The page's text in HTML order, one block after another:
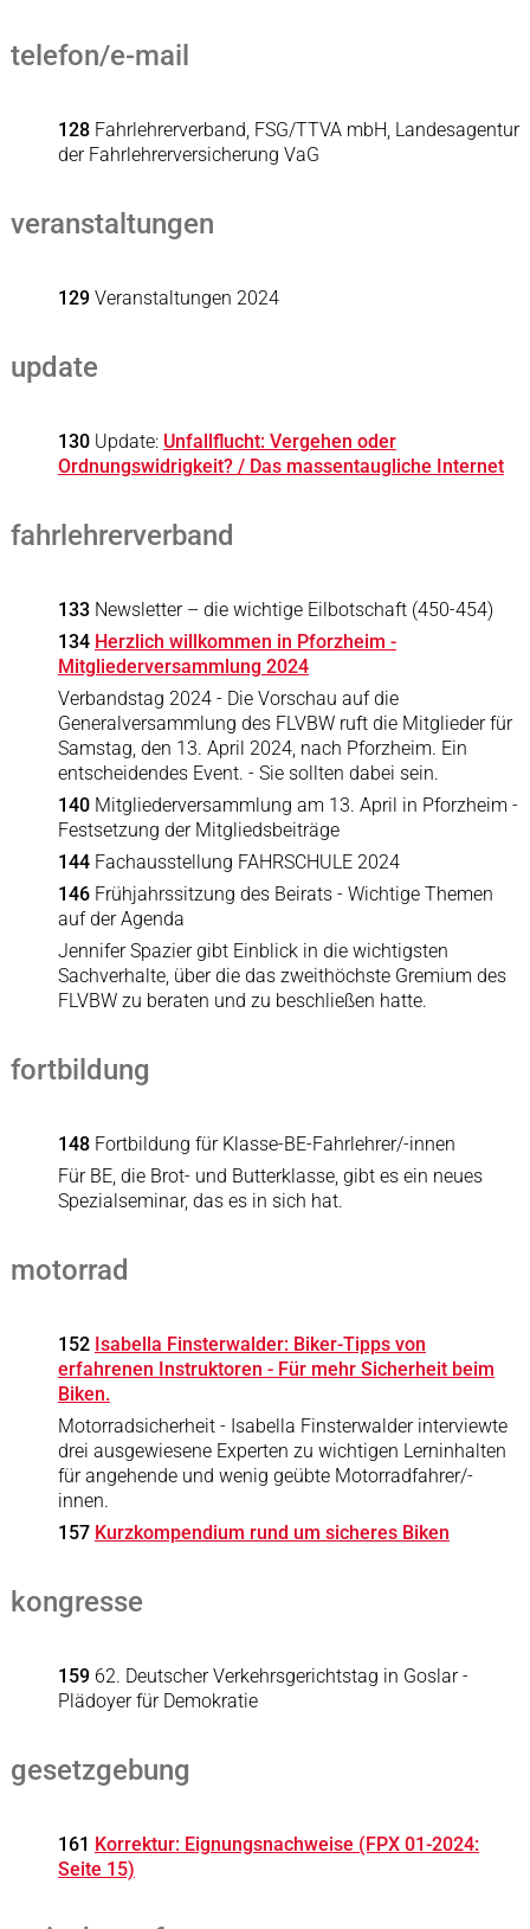
telefon/e-mail
128Fahrlehrerverband, FSG/TTVA mbH, Landesagentur
der Fahrlehrerversicherung VaG
veranstaltungen
129Veranstaltungen 2024
update
130 Update: Unfallflucht: Vergehen oder
Ordnungswidrigkeit? / Das massentaugliche Internet
fahrlehrerverband
133Newsletter – die wichtige Eilbotschaft (450-454)
134 Herzlich willkommen in Pforzheim -
Mitgliederversammlung 2024
Verbandstag 2024 - Die Vorschau auf die
Generalversammlung des FLVBW ruft die Mitglieder für
Samstag, den 13. April 2024, nach Pforzheim. Ein
entscheidendes Event. - Sie sollten dabei sein.
140 Mitgliederversammlung am 13. April in Pforzheim -
Festsetzung der Mitgliedsbeiträge
144 Fachausstellung FAHRSCHULE 2024
146Frühjahrssitzung des Beirats - Wichtige Themen
auf der Agenda
Jennifer Spazier gibt Einblick in die wichtigsten
Sachverhalte, über die das zweithöchste Gremium des
FLVBW zu beraten und zu beschließen hatte.
fortbildung
148 Fortbildung für Klasse-BE-Fahrlehrer/-innen
Für BE, die Brot- und Butterklasse, gibt es ein neues
Spezialseminar, das es in sich hat.
motorrad
152 Isabella Finsterwalder: Biker-Tipps von
erfahrenen Instruktoren - Für mehr Sicherheit beim
Biken.
Motorradsicherheit - Isabella Finsterwalder interviewte
drei ausgewiesene Experten zu wichtigen Lerninhalten
für angehende und wenig geübte Motorradfahrer/-
innen.
157 Kurzkompendium rund um sicheres Biken
kongresse
159 62. Deutscher Verkehrsgerichtstag in Goslar -
Plädoyer für Demokratie
gesetzgebung
161 Korrektur: Eignungsnachweise (FPX 01-2024:
Seite 15)